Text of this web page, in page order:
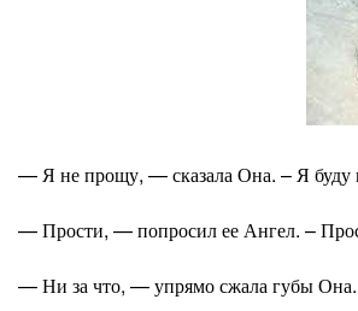
— Я не прощу, — сказала Она. – Я буду
— Прости, — попросил ее Ангел. –
— Ни за что, — упрямо сжала губы